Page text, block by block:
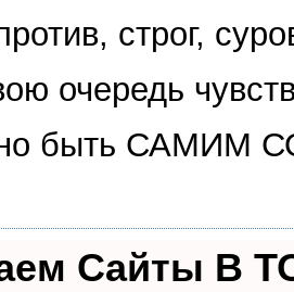
строг,
очередь
быть САМИМ
Сайты В